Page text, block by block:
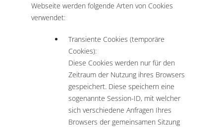
Webseite werden folgende Arten von Cookies
verwendet:
Transiente Cookies (temporäre
Cookies):
Diese Cookies werden nur für den
Zeitraum der Nutzung ihres Browsers
gespeichert. Diese speichern eine
sogenannte Session-ID, mit welcher
sich verschiedene Anfragen Ihres
Browsers der gemeinsamen Sitzung